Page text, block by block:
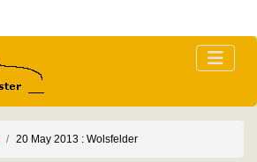
20 May 2013 : Wolsfelder